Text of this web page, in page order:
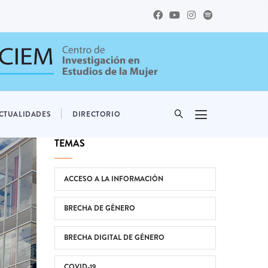
DIRECTORIO
TEMAS
ACCESO A LA INFORMACIÓN
BRECHA DE GÉNERO
BRECHA DIGITAL DE GÉNERO